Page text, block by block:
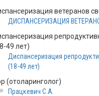
ветеранов
ДИСПАНСЕРИЗАЦИЯ
49 лет)
Диспансеризация
(18-49 лет)
(отоларинголог)
Працкевич С.А.